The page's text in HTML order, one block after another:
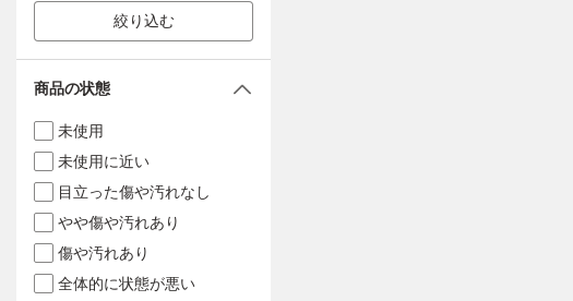
絞り込む
商品の状態
未使用
未使用に近い
目立った傷や汚れなし
やや傷や汚れあり
傷や汚れあり
全体的に状態が悪い